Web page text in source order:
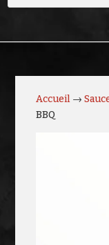
Accueil →
BBQ